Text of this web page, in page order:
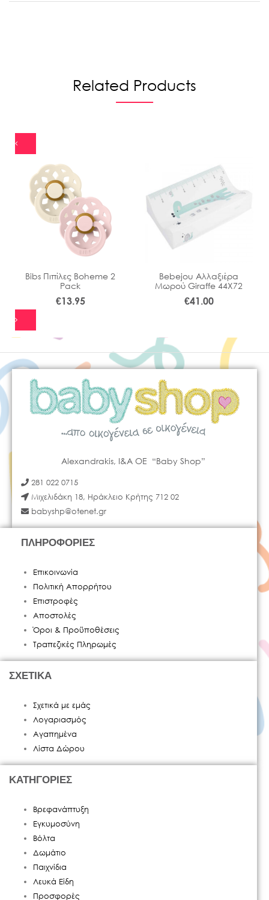
Related Products
Bibs Πιπίλες Boheme 2
Pack
€13.95
Bebejou Αλλαξιέρα
Μωρού Giraffe 44Χ72
€41.00
Alexandrakis, I&A OE “Baby Shop”
281 022 0715
Μιχελιδάκη 18, Ηράκλειο Κρήτης 712 02
babyshp@otenet.gr
ΠΛΗΡΟΦΟΡΙΕΣ
Επικοινωνία
Πολιτική Απορρήτου
Επιστροφές
Αποστολές
Όροι & Προϋποθέσεις
Τραπεζικές Πληρωμές
ΣΧΕΤΙΚΑ
Σχετικά με εμάς
Λογαριασμός
Αγαπημένα
Λίστα Δώρου
ΚΑΤΗΓΟΡΙΕΣ
Βρεφανάπτυξη
Εγκυμοσύνη
Βόλτα
Δωμάτιο
Παιχνίδια
Λευκά Είδη
Προσφορές